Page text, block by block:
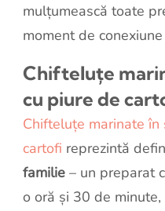
mulțumească toate
moment de
Chifteluțe
cu piure de
Chifteluțe marinate în
cartofi reprezintă
familie – un preparat
o oră și 30 de